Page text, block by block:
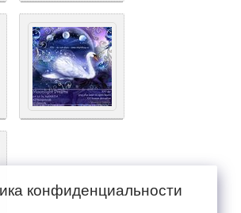
конфиденциальности